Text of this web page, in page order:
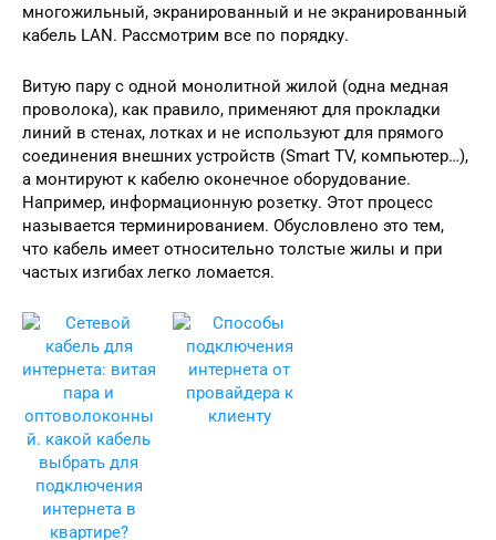
многожильный, экранированный и не экранированный
кабель LAN. Рассмотрим все по порядку.
Витую пару с одной монолитной жилой (одна медная
проволока), как правило, применяют для прокладки
линий в стенах, лотках и не используют для прямого
соединения внешних устройств (Smart TV, компьютер…),
а монтируют к кабелю оконечное оборудование.
Например, информационную розетку. Этот процесс
называется терминированием. Обусловлено это тем,
что кабель имеет относительно толстые жилы и при
частых изгибах легко ломается.